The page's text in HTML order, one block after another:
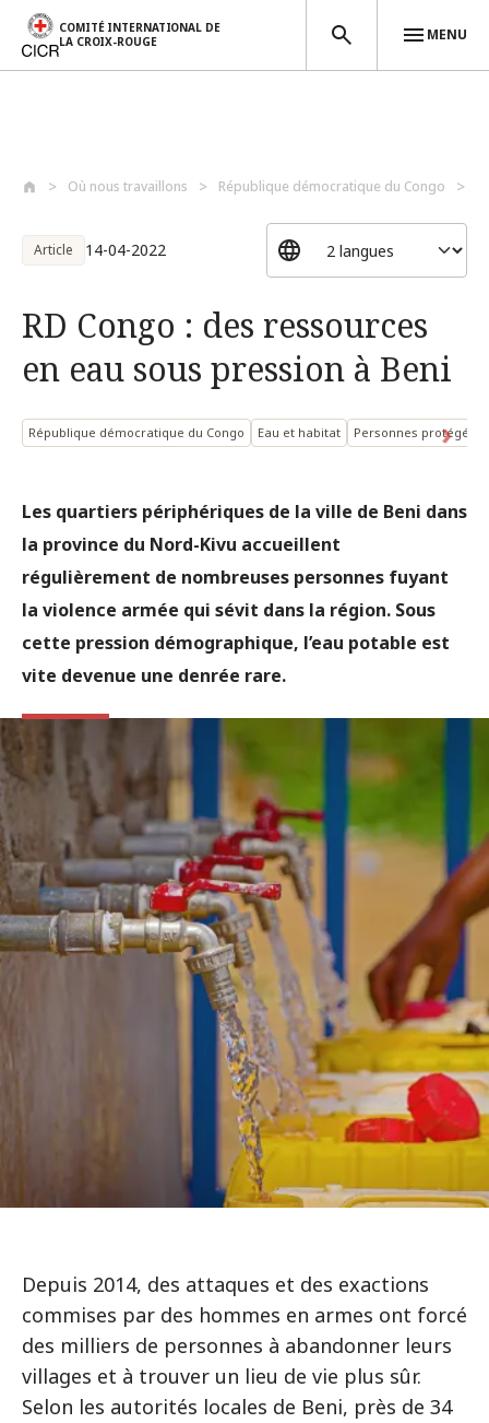
COMITÉ INTERNATIONAL DE
LA CROIX-ROUGE
MENU
Où nous travaillons République démocratique du Congo
Article 14-04-2022
RD Congo : des ressources
en eau sous pression à Beni
République démocratique du Congo Eau et habitat Personnes protégées
Les quartiers périphériques de la ville de Beni dans
la province du Nord-Kivu accueillent
régulièrement de nombreuses personnes fuyant
la violence armée qui sévit dans la région. Sous
cette pression démographique, l’eau potable est
vite devenue une denrée rare.
Depuis 2014, des attaques et des exactions
commises par des hommes en armes ont forcé
des milliers de personnes à abandonner leurs
villages et à trouver un lieu de vie plus sûr.
Selon les autorités locales de Beni, près de 34